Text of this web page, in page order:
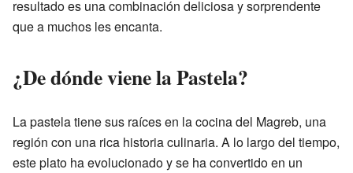
resultado es una combinación deliciosa y sorprendente
que a muchos les encanta.
¿De dónde viene la Pastela?
La pastela tiene sus raíces en la cocina del Magreb, una
región con una rica historia culinaria. A lo largo del tiempo,
este plato ha evolucionado y se ha convertido en un